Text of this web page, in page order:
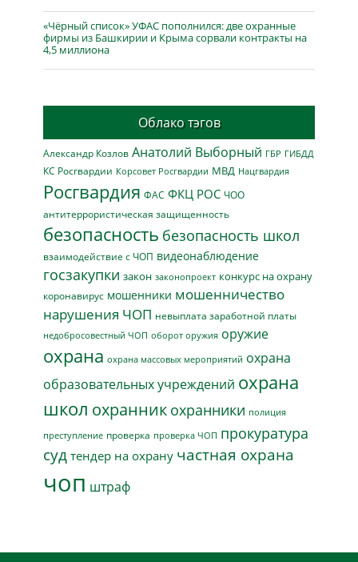
«Чёрный список» УФАС пополнился: две охранные
фирмы из Башкирии и Крыма сорвали контракты на
4,5 миллиона
Облако тэгов
Александр Козлов Анатолий Выборный ГБР ГИБДД
КС Росгвардии Корсовет Росгвардии МВД Нацгвардия
Росгвардия ФАС ФКЦ РОС ЧОО
антитеррористическая защищенность
безопасность безопасность школ
взаимодействие с ЧОП видеонаблюдение
госзакупки закон законопроект конкурс на охрану
коронавирус мошенники мошенничество
нарушения ЧОП невыплата заработной платы
недобросовестный ЧОП оборот оружия оружие
охрана охрана массовых мероприятий охрана
образовательных учреждений охрана
школ охранник охранники полиция
преступление проверка проверка ЧОП прокуратура
суд тендер на охрану частная охрана
чоп штраф